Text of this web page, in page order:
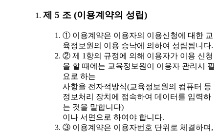
제 5 조 (이용계약의 성립)
① 이용계약은 이용자의 이용신청에 대한 교
육정보원의 이용 승낙에 의하여 성립됩니다.
② 제 1항의 규정에 의해 이용자가 이용 신청
을 할 때에는 교육정보원이 이용자 관리시 필
요로 하는
사항을 전자적방식(교육정보원의 컴퓨터 등
정보처리 장치에 접속하여 데이터를 입력하
는 것을 말합니다)
이나 서면으로 하여야 합니다.
③ 이용계약은 이용자번호 단위로 체결하며,